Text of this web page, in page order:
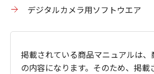
デジタルカメラ用ソフトウエア
掲載されている商品マニュアルは
の内容になります。そのため、掲載